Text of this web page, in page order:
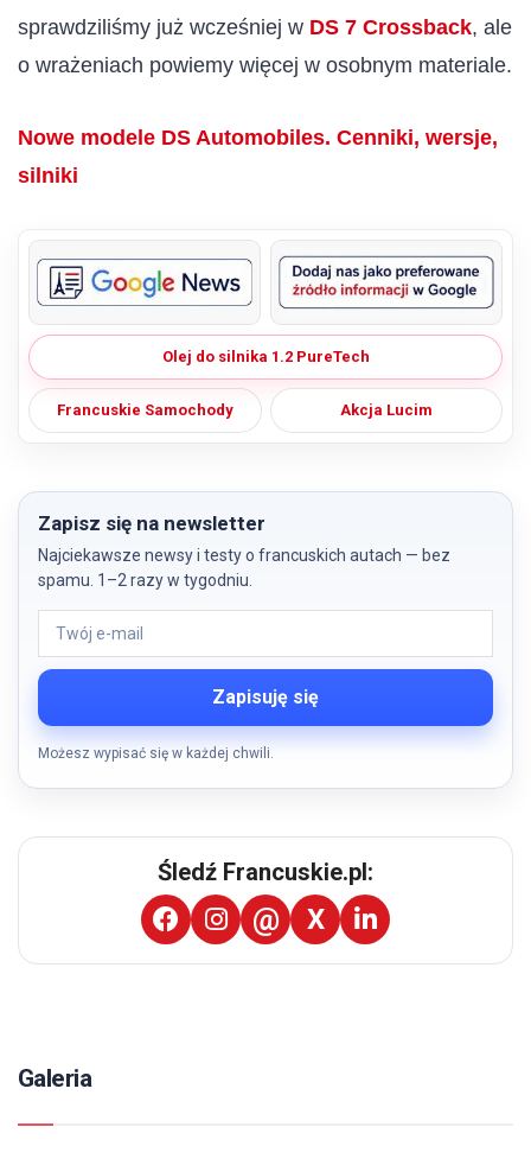
sprawdziliśmy już wcześniej w DS 7 Crossback, ale
o wrażeniach powiemy więcej w osobnym materiale.
Nowe modele DS Automobiles. Cenniki, wersje,
silniki
Francuskie Samochody
Olej do silnika 1.2 PureTech
Akcja Lucim
Zapisz się na newsletter
Najciekawsze newsy i testy o francuskich autach — bez
spamu. 1–2 razy w tygodniu.
Zapisuję się
Możesz wypisać się w każdej chwili.
Śledź Francuskie.pl:
Galeria